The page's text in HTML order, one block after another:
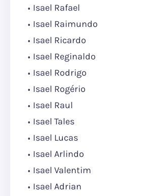
Isael Rafael
Isael Raimundo
Isael Ricardo
Isael Reginaldo
Isael Rodrigo
Isael Rogério
Isael Raul
Isael Tales
Isael Lucas
Isael Arlindo
Isael Valentim
Isael Adrian